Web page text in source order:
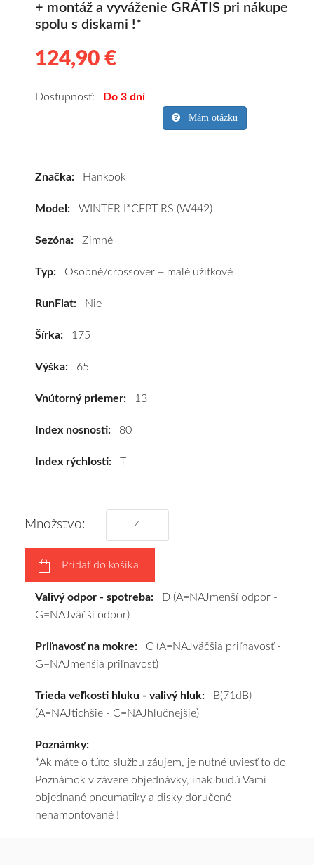
+ montáž a vyváženie GRÁTIS pri nákupe
spolu s diskami !*
124,90 €
pneumatiky
WINTER
R13
tomu
vášho
výberu
a
pošleme
zadarmo.
Dostupnosť: Do 3 dní
Mám otázku
Značka: Hankook
Model: WINTER I*CEPT RS (W442)
Sezóna: Zimné
Typ: Osobné/crossover + malé úžitkové
RunFlat: Nie
Šírka: 175
Výška: 65
Vnútorný priemer: 13
Index nosnosti: 80
Index rýchlosti: T
Množstvo:
Pridať do košíka
Valivý odpor - spotreba: D (A=NAJmenší odpor -
G=NAJväčší odpor)
Priľnavosť na mokre: C (A=NAJväčšia priľnavosť -
G=NAJmenšia priľnavosť)
Trieda veľkosti hluku - valivý hluk: B(71dB)
(A=NAJtichšie - C=NAJhlučnejšie)
Poznámky:
*Ak máte o túto službu záujem, je nutné uviesť to do
Poznámok v závere objednávky, inak budú Vami
objednané pneumatiky a disky doručené
nenamontované !